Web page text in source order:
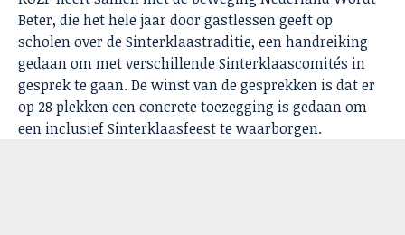
Beter, die het hele jaar door gastlessen geeft op
scholen over de Sinterklaastraditie, een handreiking
gedaan om met verschillende Sinterklaascomités in
gesprek te gaan. De winst van de gesprekken is dat er
op 28 plekken een concrete toezegging is gedaan om
een inclusief Sinterklaasfeest te waarborgen.